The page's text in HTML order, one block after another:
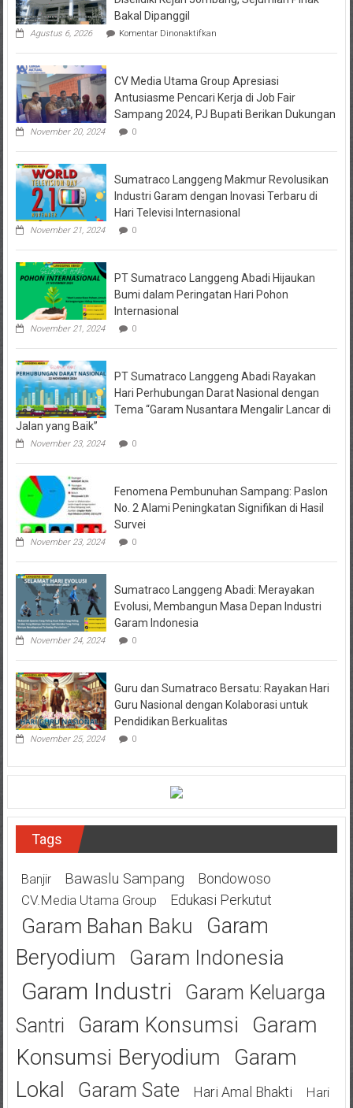
Bakal Dipanggil
Agustus 6, 2026 Komentar Dinonaktifkanpada
Masalah
KPRI
Sejahtera
Diselidiki
Kejari
Pihak
Dipanggil
CV Media Utama Group Apresiasi
Antusiasme Pencari Kerja di Job Fair
Sampang 2024, PJ Bupati Berikan Dukungan
November 20, 2024 0
Sumatraco Langgeng Makmur Revolusikan
Industri Garam dengan Inovasi Terbaru di
Hari Televisi Internasional
November 21, 2024 0
PT Sumatraco Langgeng Abadi Hijaukan
Bumi dalam Peringatan Hari Pohon
Internasional
November 21, 2024 0
PT Sumatraco Langgeng Abadi Rayakan
Hari Perhubungan Darat Nasional dengan
Tema “Garam Nusantara Mengalir Lancar di
Jalan yang Baik”
November 23, 2024 0
Fenomena Pembunuhan Sampang: Paslon
No. 2 Alami Peningkatan Signifikan di Hasil
Survei
November 23, 2024 0
Sumatraco Langgeng Abadi: Merayakan
Evolusi, Membangun Masa Depan Industri
Garam Indonesia
November 24, 2024 0
Guru dan Sumatraco Bersatu: Rayakan Hari
Guru Nasional dengan Kolaborasi untuk
Pendidikan Berkualitas
November 25, 2024 0
Tags
Banjir Bawaslu Sampang Bondowoso
CV.Media Utama Group Edukasi Perkutut
Garam Bahan Baku
Garam
Beryodium
Garam Indonesia
Garam Industri
Garam Keluarga
Santri
Garam Konsumsi
Garam
Konsumsi Beryodium
Garam
Lokal
Garam Sate Hari Amal Bhakti Hari